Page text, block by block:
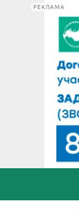
РЕКЛАМА